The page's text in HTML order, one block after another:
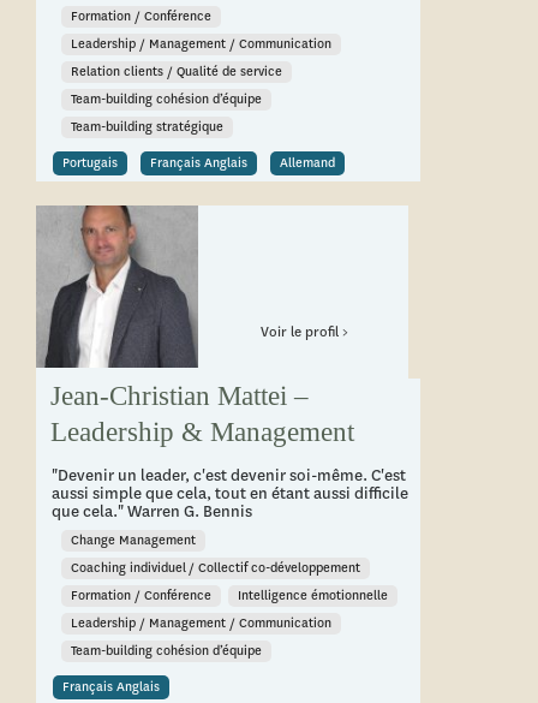
Formation / Conférence
Leadership / Management / Communication
Relation clients / Qualité de service
Team-building cohésion d’équipe
Team-building stratégique
Allemand
Français Anglais
Portugais
Jean-Christian Mattei –
Leadership & Management
"Devenir un leader, c'est devenir soi-même. C'est
aussi simple que cela, tout en étant aussi difficile
que cela." Warren G. Bennis
Change Management
Coaching individuel / Collectif co-développement
Formation / Conférence
Intelligence émotionnelle
Leadership / Management / Communication
Team-building cohésion d’équipe
Français Anglais
Voir le profil >